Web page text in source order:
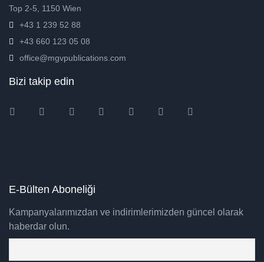
Top 2-5, 1150 Wien
+43 1 239 52 88
+43 660 123 05 08
office@mgvpublications.com
Bizi takip edin
InstagramFacebookTwitter Amazon Pinterest
E-Bülten Aboneliği
Kampanyalarımızdan ve indirimlerimizden güncel olarak
haberdar olun.